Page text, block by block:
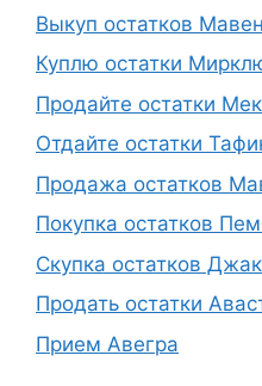
Выкуп остатков
Куплю остатки
Продайте остатки
Отдайте остатки
Продажа остатков
Покупка остатков
Скупка остатков
Продать остатки
Прием Авегра